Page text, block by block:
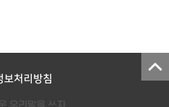
보처리방침